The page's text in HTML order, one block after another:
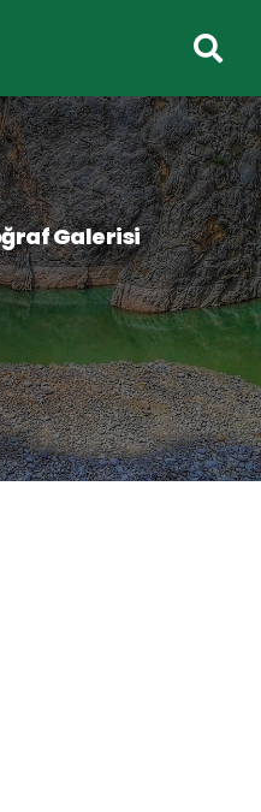
Galerisi